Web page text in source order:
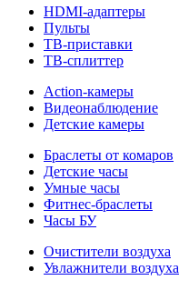
HDMI-адаптеры
Пульты
ТВ-приставки
ТВ-сплиттер
Action-камеры
Видеонаблюдение
Детские камеры
Браслеты от комаров
Детские часы
Умные часы
Фитнес-браслеты
Часы БУ
Очистители воздуха
Увлажнители воздуха